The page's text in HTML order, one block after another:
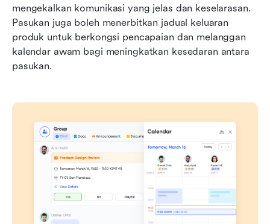
mengekalkan komunikasi yang jelas dan keselarasan.
Pasukan juga boleh menerbitkan jadual keluaran
produk untuk berkongsi pencapaian dan melanggan
kalendar awam bagi meningkatkan kesedaran antara
pasukan.